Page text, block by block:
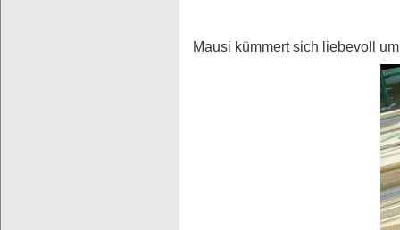
Mausi kümmert sich liebevoll